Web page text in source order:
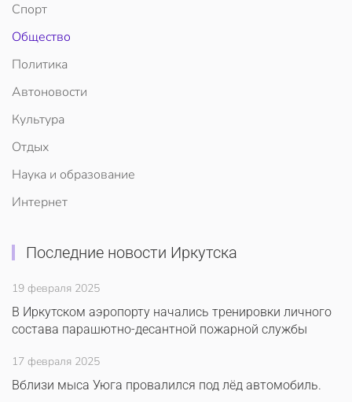
Спорт
Общество
Политика
Автоновости
Культура
Отдых
Наука и образование
Интернет
Последние новости Иркутска
19 февраля 2025
В Иркутском аэропорту начались тренировки личного
состава парашютно-десантной пожарной службы
17 февраля 2025
Вблизи мыса Уюга провалился под лёд автомобиль.